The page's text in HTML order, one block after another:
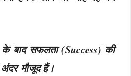
बाद सफलता (Success) की
मौजूद हैं।